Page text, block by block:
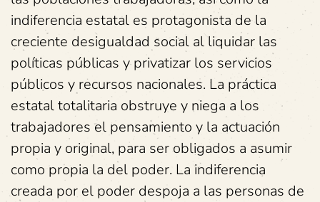
indiferencia estatal es protagonista de la
creciente desigualdad social al liquidar las
políticas públicas y privatizar los servicios
públicos y recursos nacionales. La práctica
estatal totalitaria obstruye y niega a los
trabajadores el pensamiento y la actuación
propia y original, para ser obligados a asumir
como propia la del poder. La indiferencia
creada por el poder despoja a las personas de